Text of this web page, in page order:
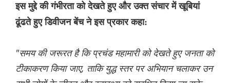
इस मुद्दे की गंभीरता को देखते हुए और उक्त संचार में खूबियां
ढूंढते हुए डिवीजन बेंच ने इस प्रकार कहा:
"समय की जरूरत है कि प्रचंड महामारी को देखते हुए जनता को
टीकाकरण किया जाए, ताकि युद्ध स्तर पर अभियान चलाकर उन